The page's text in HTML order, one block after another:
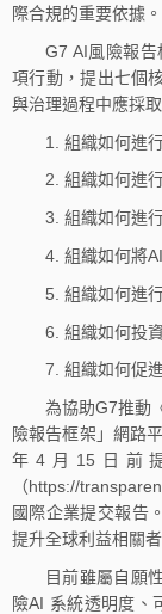
際合規的重要依據。
G7 AI風險報
項行動，提出七個
與治理過程中應採取
1. 組織如何進
2. 組織如何進
3. 組織如何進
4. 組織如何將
5. 組織如何進
6. 組織如何投
7. 組織如何促
為協助G7推動
險報告框架」網路
年4月15日前
（https://
國際企業提交報告
提升全球利益相關
目前雖屬自願
險AI 系統透明度、